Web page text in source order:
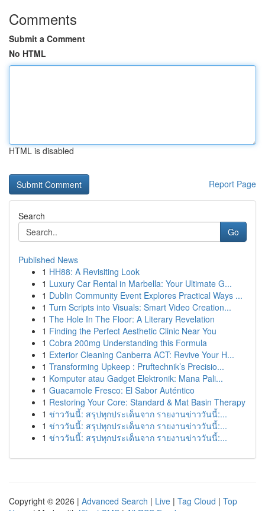
Comments
Submit a Comment
No HTML
HTML is disabled
Report Page
Search
Go
Published News
1 HH88: A Revisiting Look
1 Luxury Car Rental in Marbella: Your Ultimate G...
1 Dublin Community Event Explores Practical Ways ...
1 Turn Scripts into Visuals: Smart Video Creation...
1 The Hole In The Floor: A Literary Revelation
1 Finding the Perfect Aesthetic Clinic Near You
1 Cobra 200mg Understanding this Formula
1 Exterior Cleaning Canberra ACT: Revive Your H...
1 Transforming Upkeep : Pruftechnik’s Precisio...
1 Komputer atau Gadget Elektronik: Mana Pali...
1 Guacamole Fresco: El Sabor Auténtico
1 Restoring Your Core: Standard & Mat Basin Therapy
1 ข่าววันนี้: สรุปทุกประเด็นจาก รายงานข่าววันนี้:...
1 ข่าววันนี้: สรุปทุกประเด็นจาก รายงานข่าววันนี้:...
1 ข่าววันนี้: สรุปทุกประเด็นจาก รายงานข่าววันนี้:...
Copyright © 2026 | Advanced Search | Live | Tag Cloud | Top